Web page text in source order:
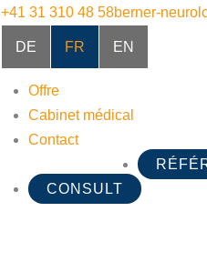
+41 31 310 48 58berner-
DE FR EN
Offre
Cabinet médical
Contact
CONSULT